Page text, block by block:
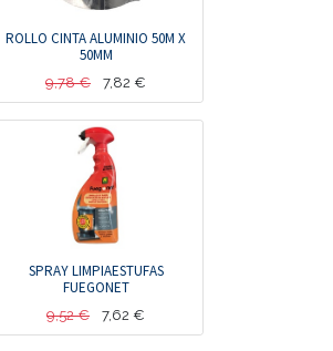
ROLLO CINTA ALUMINIO 50M X
50MM
9,78€ 7,82 €
SPRAY LIMPIAESTUFAS
FUEGONET
9,52€ 7,62 €